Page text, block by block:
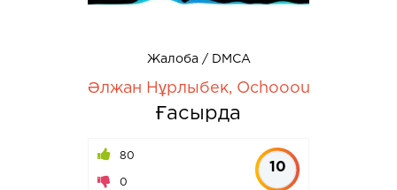
Жалоба / DMCA
Әлжан Нұрлыбек, Ochooou
Ғасырда
80
0
10